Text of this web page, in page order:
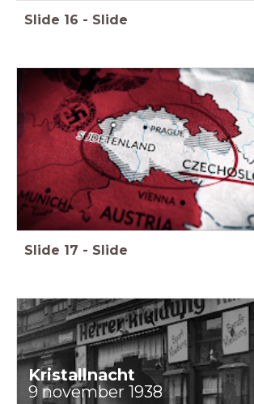
Slide 16 - Slide
Slide 17 - Slide
Kristallnacht
9 november 1938